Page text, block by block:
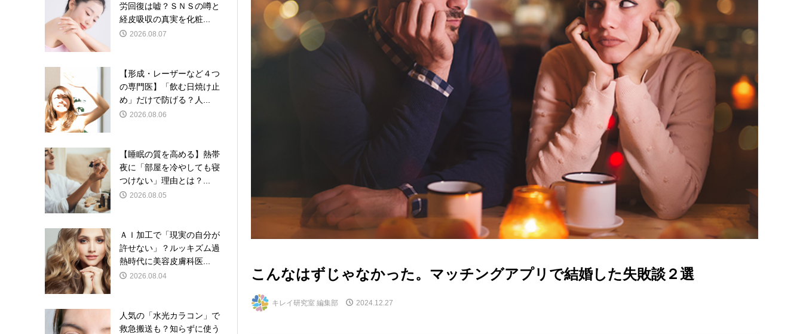
こんなはずじゃなかった。マッチングアプリで結婚した失敗談２選
キレイ研究室 編集部 2024.12.27
労回復は嘘？ＳＮＳの噂と
経皮吸収の真実を化粧...
2026.08.07
【形成・レーザーなど４つ
の専門医】「飲む日焼け止
め」だけで防げる？人...
2026.08.06
【睡眠の質を高める】熱帯
夜に「部屋を冷やしても寝
つけない」理由とは？...
2026.08.05
ＡＩ加工で「現実の自分が
許せない」？ルッキズム過
熱時代に美容皮膚科医...
2026.08.04
人気の「水光カラコン」で
救急搬送も？知らずに使う